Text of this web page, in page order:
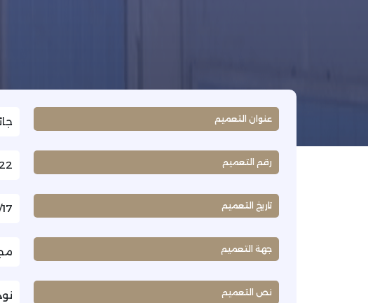
عنوان التعميم
رقم التعميم
تاريخ التعميم
جهة التعميم
نص التعميم